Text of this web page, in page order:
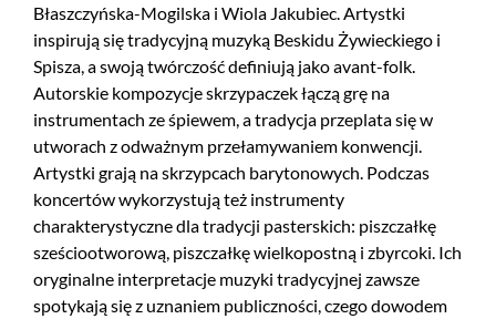
Błaszczyńska-Mogilska i Wiola Jakubiec. Artystki
inspirują się tradycyjną muzyką Beskidu Żywieckiego i
Spisza, a swoją twórczość definiują jako avant-folk.
Autorskie kompozycje skrzypaczek łączą grę na
instrumentach ze śpiewem, a tradycja przeplata się w
utworach z odważnym przełamywaniem konwencji.
Artystki grają na skrzypcach barytonowych. Podczas
koncertów wykorzystują też instrumenty
charakterystyczne dla tradycji pasterskich: piszczałkę
sześciootworową, piszczałkę wielkopostną i zbyrcoki. Ich
oryginalne interpretacje muzyki tradycyjnej zawsze
spotykają się z uznaniem publiczności, czego dowodem